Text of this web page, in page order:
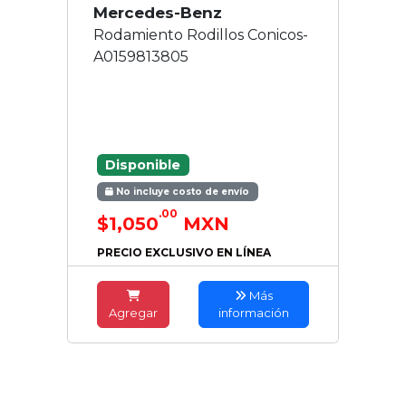
Mercedes-Benz
Rodamiento Rodillos Conicos-
A0159813805
Disponible
No incluye costo de envío
$1,050.00 MXN
PRECIO EXCLUSIVO EN LÍNEA
Agregar
Más
información